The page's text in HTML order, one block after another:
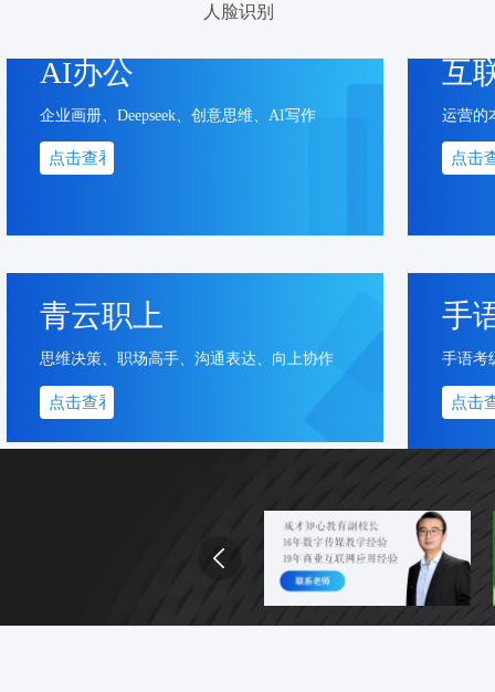
人脸识别
AI办公
企业画册、Deepseek、创意思维、AI写作
点击查看
互
运营的
点击
青云职上
思维决策、职场高手、沟通表达、向上协作
点击查看
手
手语考
点击